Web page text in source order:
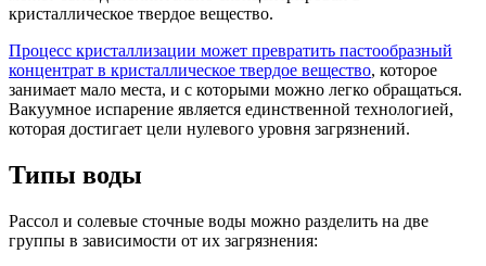
кристаллическое твердое вещество.
Процесс кристаллизации может превратить пастообразный
концентрат в кристаллическое твердое вещество, которое
занимает мало места, и с которыми можно легко обращаться.
Вакуумное испарение является единственной технологией,
которая достигает цели нулевого уровня загрязнений.
Типы воды
Рассол и солевые сточные воды можно разделить на две
группы в зависимости от их загрязнения: